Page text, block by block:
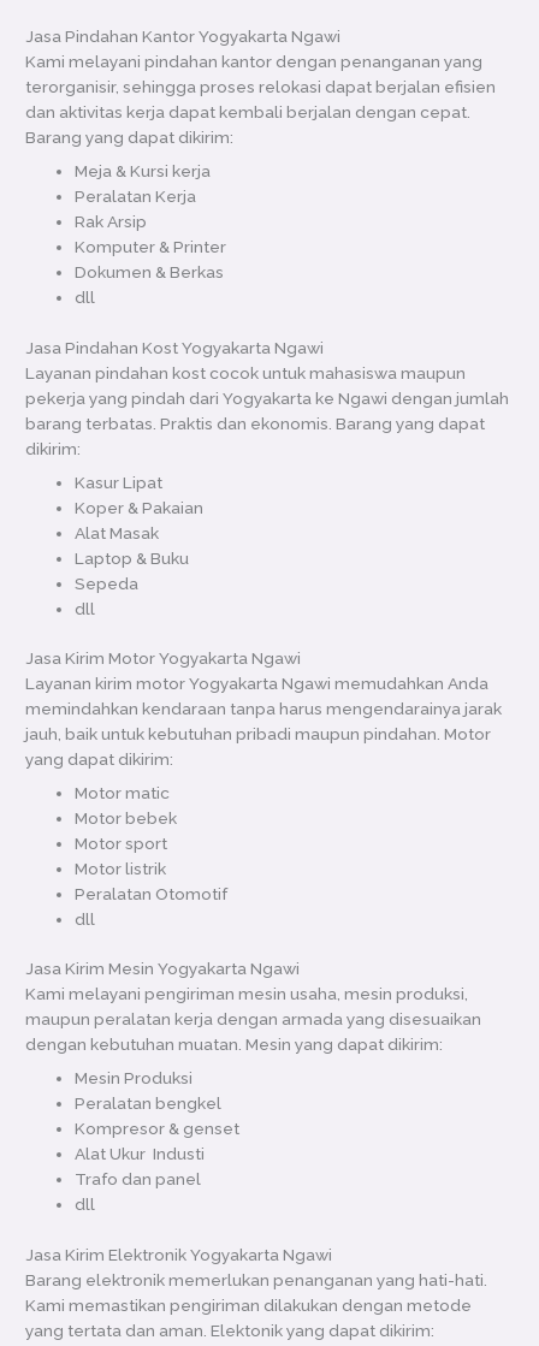
Jasa Pindahan Kantor Yogyakarta Ngawi
Kami melayani pindahan kantor dengan penanganan yang
terorganisir, sehingga proses relokasi dapat berjalan efisien
dan aktivitas kerja dapat kembali berjalan dengan cepat.
Barang yang dapat dikirim:
Meja & Kursi kerja
Peralatan Kerja
Rak Arsip
Komputer & Printer
Dokumen & Berkas
dll
Jasa Pindahan Kost Yogyakarta Ngawi
Layanan pindahan kost cocok untuk mahasiswa maupun
pekerja yang pindah dari Yogyakarta ke Ngawi dengan jumlah
barang terbatas. Praktis dan ekonomis. Barang yang dapat
dikirim:
Kasur Lipat
Koper & Pakaian
Alat Masak
Laptop & Buku
Sepeda
dll
Jasa Kirim Motor Yogyakarta Ngawi
Layanan kirim motor Yogyakarta Ngawi memudahkan Anda
memindahkan kendaraan tanpa harus mengendarainya jarak
jauh, baik untuk kebutuhan pribadi maupun pindahan. Motor
yang dapat dikirim:
Motor matic
Motor bebek
Motor sport
Motor listrik
Peralatan Otomotif
dll
Jasa Kirim Mesin Yogyakarta Ngawi
Kami melayani pengiriman mesin usaha, mesin produksi,
maupun peralatan kerja dengan armada yang disesuaikan
dengan kebutuhan muatan. Mesin yang dapat dikirim:
Mesin Produksi
Peralatan bengkel
Kompresor & genset
Alat Ukur Industi
Trafo dan panel
dll
Jasa Kirim Elektronik Yogyakarta Ngawi
Barang elektronik memerlukan penanganan yang hati-hati.
Kami memastikan pengiriman dilakukan dengan metode
yang tertata dan aman. Elektonik yang dapat dikirim: